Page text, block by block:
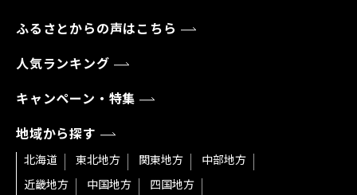
ふるさとからの声はこちら
人気ランキング
キャンペーン・特集
地域から探す
北海道 東北地方 関東地方
中部地方
近畿地方
中国地方
四国地方